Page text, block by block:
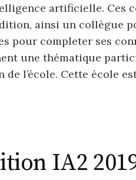
artificielle. Ces
ainsi un collègue
pour completer ses
une thématique
l’école. Cette école
IA2